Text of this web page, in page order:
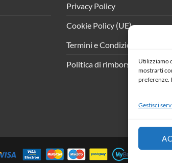
Utilizziamo
mostrarti
preferenze.
Gestisci
Privacy Policy
Cookie Policy (UE)
Termini e Condizioni
Politica di rimborso e resi